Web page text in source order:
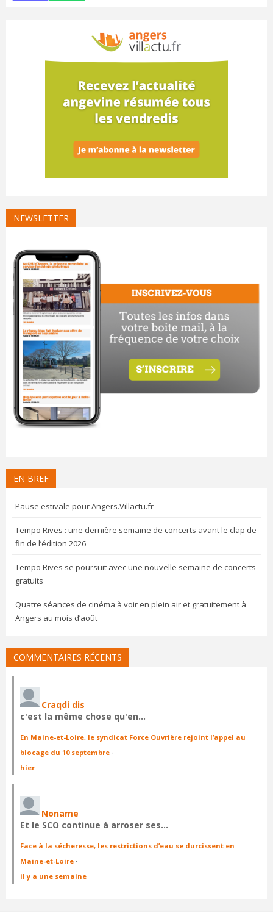
NEWSLETTER
EN BREF
Pause estivale pour Angers.Villactu.fr
Tempo Rives : une dernière semaine de concerts avant le clap de
fin de l’édition 2026
Tempo Rives se poursuit avec une nouvelle semaine de concerts
gratuits
Quatre séances de cinéma à voir en plein air et gratuitement à
Angers au mois d’août
COMMENTAIRES RÉCENTS
Craqdi dis
c'est la même chose qu'en…
En Maine-et-Loire, le syndicat Force Ouvrière rejoint l’appel au
blocage du 10 septembre ·
hier
Noname
Et le SCO continue à arroser ses…
Face à la sécheresse, les restrictions d’eau se durcissent en
Maine-et-Loire ·
il y a une semaine